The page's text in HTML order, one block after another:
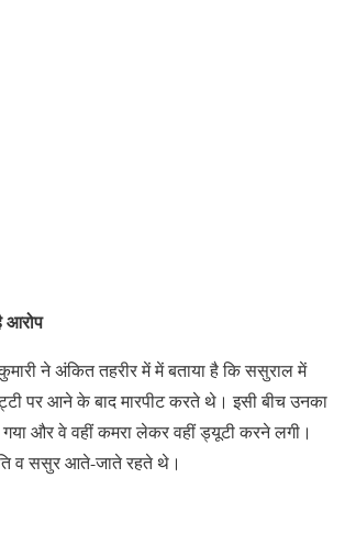
आरोप
ने अंकित तहरीर में में बताया है कि ससुराल में
पर आने के बाद मारपीट करते थे। इसी बीच उनका
और वे वहीं कमरा लेकर वहीं ड्यूटी करने लगी।
व ससुर आते-जाते रहते थे।